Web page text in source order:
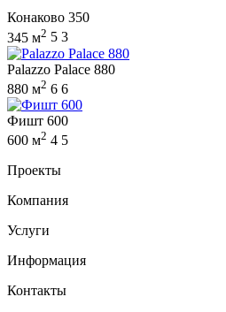
Конаково 350
345 м2 5 3
Palazzo Palace 880
880 м2 6 6
Фишт 600
600 м2 4 5
Проекты
Компания
Услуги
Информация
Контакты